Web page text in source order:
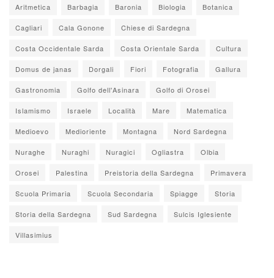
Aritmetica Barbagia Baronia Biologia Botanica
Cagliari Cala Gonone Chiese di Sardegna
Costa Occidentale Sarda Costa Orientale Sarda Cultura
Domus de janas Dorgali Fiori Fotografia Gallura
Gastronomia Golfo dell'Asinara Golfo di Orosei
Islamismo Israele Località Mare Matematica
Medioevo Medioriente Montagna Nord Sardegna
Nuraghe Nuraghi Nuragici Ogliastra Olbia
Orosei Palestina Preistoria della Sardegna Primavera
Scuola Primaria Scuola Secondaria Spiagge Storia
Storia della Sardegna Sud Sardegna Sulcis Iglesiente
Villasimius